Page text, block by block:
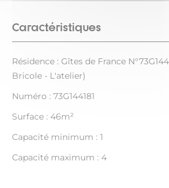
Caractéristiques
Résidence : Gîtes de France
Bricole - L'atelier)
Numéro : 73G144181
Surface : 46m²
Capacité minimum : 1
Capacité maximum : 4